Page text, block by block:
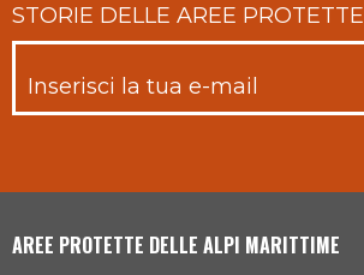
STORIE DELLE AREE PROTETTE
AREE PROTETTE DELLE ALPI MARITTIME